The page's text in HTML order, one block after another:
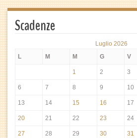
Scadenze
Luglio 2026
L
M M G V
1 2 3
6 7 8 9 10
13 14 15 16 17
20 21 22 23 24
27 28 29 30 31